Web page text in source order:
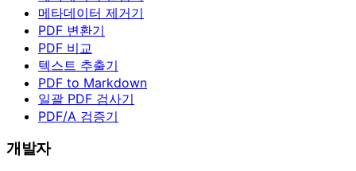
메타데이터 제거기
PDF 변환기
PDF 비교
텍스트 추출기
PDF to Markdown
일괄 PDF 검사기
PDF/A 검증기
개발자